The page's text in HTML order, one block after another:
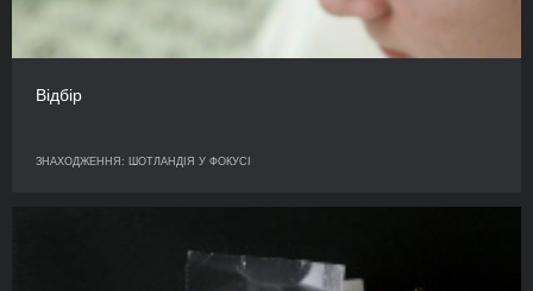
Відбір
ЗНАХОДЖЕННЯ: ШОТЛАНДІЯ У ФОКУСІ